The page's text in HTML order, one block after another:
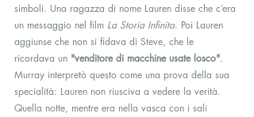
simboli. Una ragazza di nome Lauren disse che c’era
un messaggio nel film La Storia Infinita. Poi Lauren
aggiunse che non si fidava di Steve, che le
ricordava un "venditore di macchine usate losco".
Murray interpretò questo come una prova della sua
specialità: Lauren non riusciva a vedere la verità.
Quella notte, mentre era nella vasca con i sali